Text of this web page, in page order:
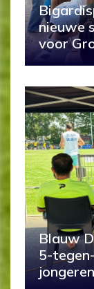
nieuwe
voor
Blauw
5-
jongeren